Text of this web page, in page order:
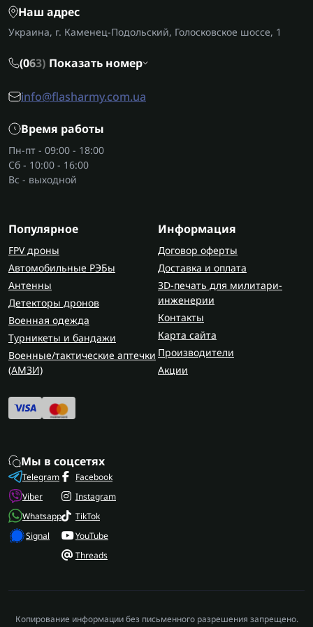
снаряжения;
Компактность и легкость, что важно в
туризма, поскольку удобны для походов и
Как выбрать тактические
дождевики?
Перед тем как купить дождевик военный, важно
водонепроницаемость, размер и совместимость
с экипировкой. Для полевых операций и
выживания лучше выбирать модели, которые
сочетают удобство, комфорт и надежную защиту.
Длина дождевика должна прикрывать верх
берцев для военных
, чтобы вода меньше
попадала внутрь во время движения.
Где приобрести тактические
дождевики?
Все дождевики для военных, включая дождевик-
разнообразных моделях с гарантией, по
доступной цене и с быстрой доставкой по
Украине.
Наш адрес
Украина, г. Каменец-Подольский, Голосковское шоссе, 1
(063) Показать номер
info@flasharmy.com.ua
Время работы
Пн-пт - 09:00 - 18:00
Сб - 10:00 - 16:00
Вс - выходной
Популярное
FPV дроны
Автомобильные РЭБы
Антенны
Детекторы дронов
Военная одежда
Турникеты и бандажи
Военные/тактические аптечки
(AMЗИ)
Информация
Договор оферты
Доставка и оплата
3D-печать для милитари-
инженерии
Контакты
Карта сайта
Производители
Акции
Мы в соцсетях
Telegram
Viber
Whatsapp
Signal
Facebook
Instagram
TikTok
YouTube
Threads
Копирование информации без письменного разрешения запрещено.